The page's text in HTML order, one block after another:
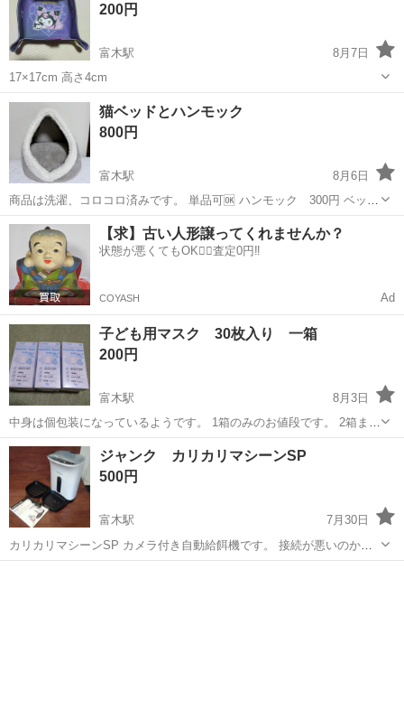
200円
富木駅
8月7日
17×17cm 高さ4cm
大阪 高石市 富木駅
猫ベッドとハンモック
800円
富木駅
8月6日
商品は洗濯、コロコロ済みです。 単品可🆗 ハンモック 300円 ベッ
ド 500円 ★ドームベッド（ホームズで購入） 2週間使用。 後ろ
の高さ 約30cm 後ろの幅 約35cm 底の奥行き 約35cm ★ハンモ
ッ...
大阪 堺市 富木駅 その他
【求】古い人形譲ってくれませんか？
状態が悪くてもOK🙆‍♀️査定0円‼️
COYASH Ad
子ども用マスク 30枚入り 一箱
200円
富木駅
8月3日
中身は個包装になっているようです。 1箱のみのお値段です。 2箱まと
めてご購入頂ける場合は、350円にさせて頂きますので、お声掛けくだ
大阪 堺市 富木駅 その他
ジャンク カリカリマシーンSP
500円
富木駅
7月30日
カリカリマシーンSP カメラ付き自動給餌機です。 接続が悪いのか、
電源がついたり消えたりします。 線を変えたらいけるかもしれませ